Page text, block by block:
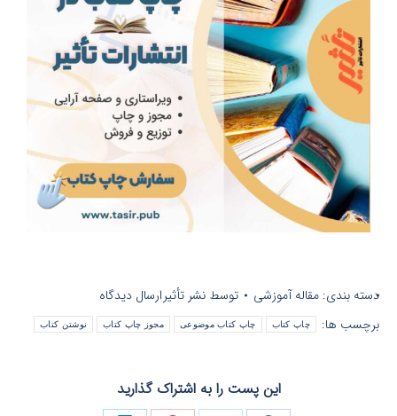
دسته بندی: مقاله آموزشی توسط نشر تأثیرارسال دیدگاه
برچسب ها:
چاپ کتاب چاپ کتاب موضوعی مجوز چاپ کتاب نوشتن کتاب
این پست را به اشتراک گذارید